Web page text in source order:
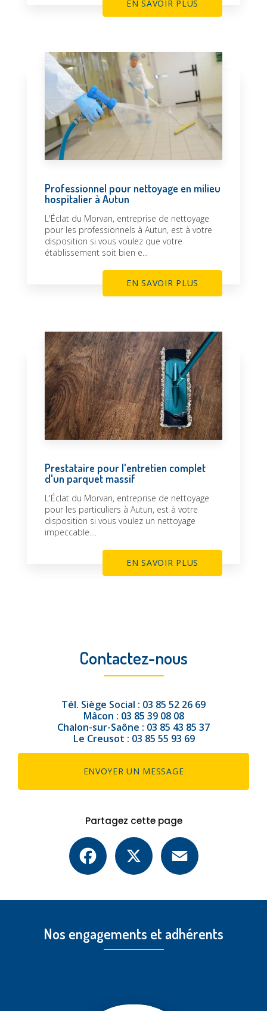
EN SAVOIR PLUS
Professionnel pour nettoyage en milieu
hospitalier à Autun
L'Éclat du Morvan, entreprise de nettoyage
pour les professionnels à Autun, est à votre
disposition si vous voulez que votre
établissement soit bien e...
EN SAVOIR PLUS
Prestataire pour l'entretien complet
d'un parquet massif
L'Éclat du Morvan, entreprise de nettoyage
pour les particuliers à Autun, est à votre
disposition si vous voulez un nettoyage
impeccable....
EN SAVOIR PLUS
Contactez-nous
Tél. Siège Social : 03 85 52 26 69
Mâcon : 03 85 39 08 08
Chalon-sur-Saône : 03 85 43 85 37
Le Creusot : 03 85 55 93 69
ENVOYER UN MESSAGE
Partagez cette page
Facebook
Nos engagements et adhérents